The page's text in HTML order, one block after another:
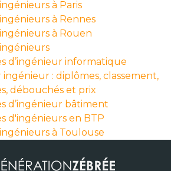
à Paris
à Rennes
à Rouen
d’ingénieur informatique
ingénieur : diplômes, classement,
débouchés et prix
d’ingénieur bâtiment
d'ingénieurs en BTP
à Toulouse